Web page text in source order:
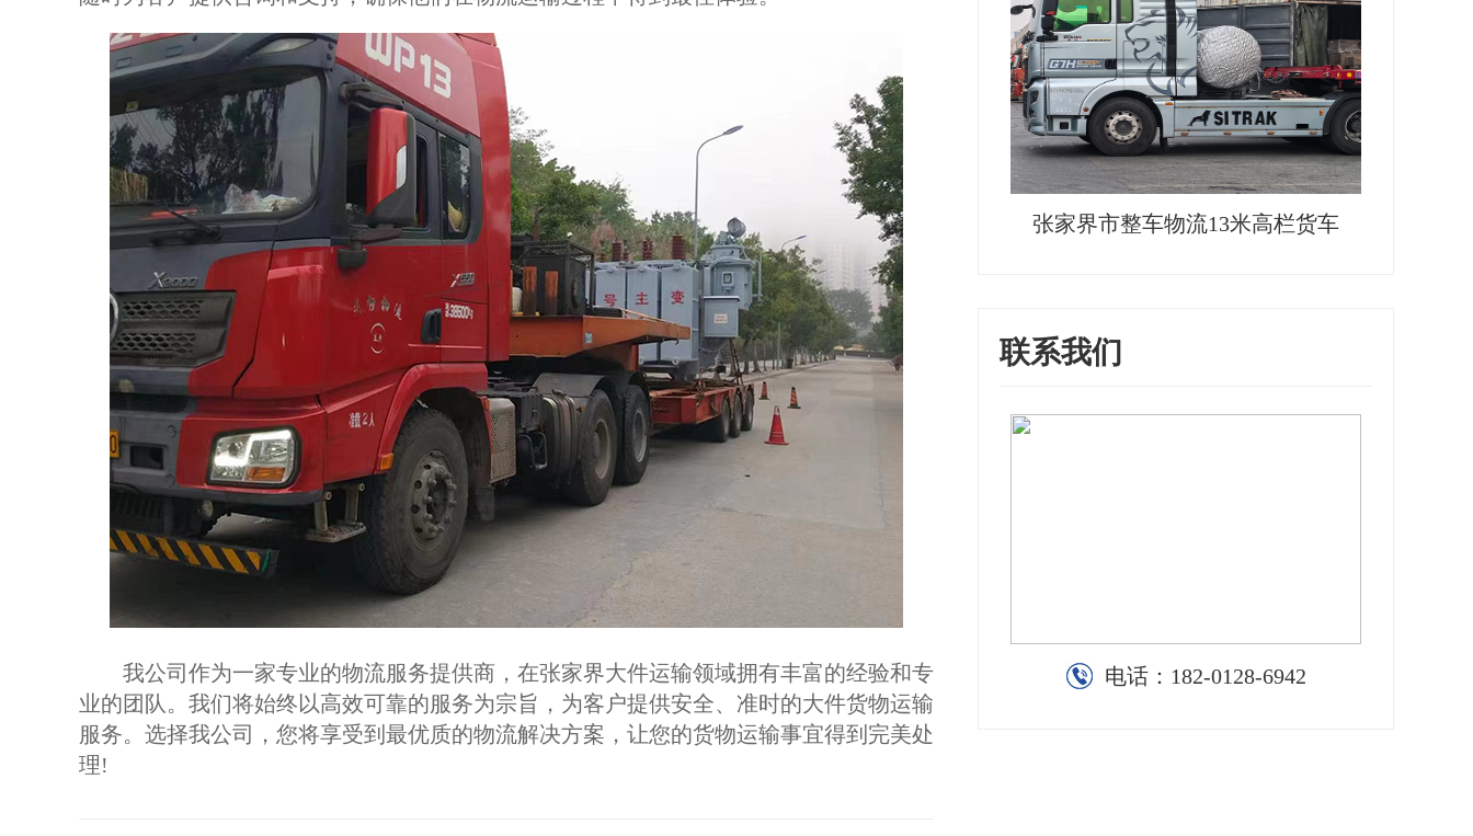
我公司作为一家专业的物流服务提供商，在张家界大件运输领域拥有丰富的经验和专
业的团队。我们将始终以高效可靠的服务为宗旨，为客户提供安全、准时的大件货物运输
服务。选择我公司，您将享受到最优质的物流解决方案，让您的货物运输事宜得到完美处
理!
张家界市整车物流13米高栏货车
联系我们
电话： 182-0128-6942